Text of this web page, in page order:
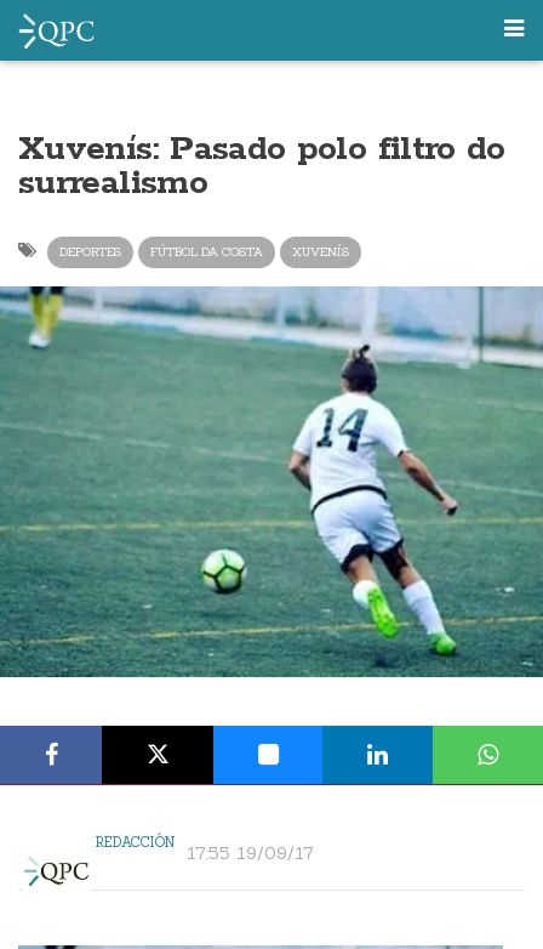
Xuvenís: Pasado polo filtro do
surrealismo
DEPORTES FÚTBOL DA COSTA XUVENÍS
REDACCIÓN 17:55 19/09/17